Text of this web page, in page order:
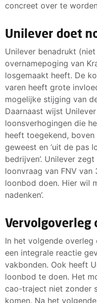
concreet over te
Unilever doet
Unilever benadrukt
overnamepoging van
losgemaakt heeft. De
varen heeft grote
mogelijke stijging van
Daarnaast wijst
loonsverhogingen die
heeft toegekend,
geweest en ‘uit de pas
bedrijven’. Unilever
loonvraag van FNV van
loonbod doen. Hier wil
nadenken’.
Vervolgoverleg
In het volgende
een integrale reactie
vakbonden. Ook heeft
loonbod te doen. Het
cao-traject niet zonder
komen. Na het